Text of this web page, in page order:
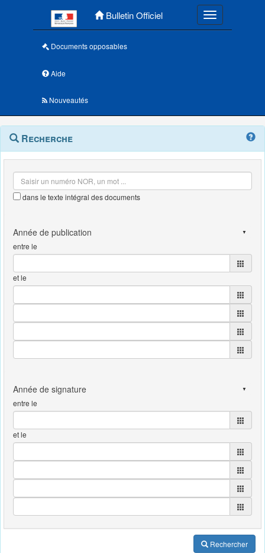
Bulletin Officiel Toggle
Documents opposables
Aide
Nouveautés
Navigation
outils
Menu
contextuel
Recherche
dans le texte intégral des documents
entre le
et le
entre le
et le
Rechercher